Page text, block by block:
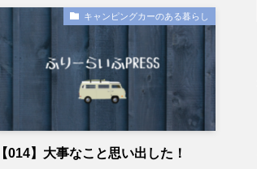
キャンピングカーのある暮らし
【014】大事なこと思い出した！